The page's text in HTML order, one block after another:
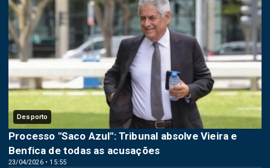
Desporto
23/04/2026 • 15:55
Processo "Saco Azul": Tribunal absolve Vieira e
Benfica de todas as acusações